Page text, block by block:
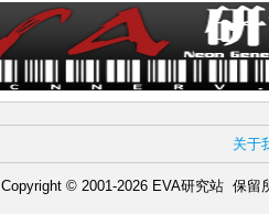
关于
Copyright © 2001-2026 EVA研究站 保